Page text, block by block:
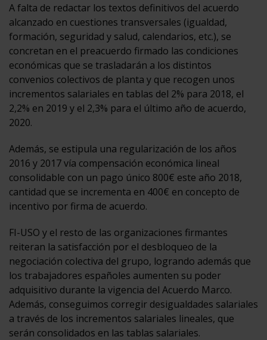
A falta de redactar los textos definitivos del acuerdo
alcanzado en cuestiones transversales (igualdad,
formación, seguridad y salud, calendarios, etc.), se
concretan en el preacuerdo firmado las condiciones
económicas que se trasladarán a los distintos
convenios colectivos de planta y que recogen unos
incrementos salariales en tablas del 2% para 2018, el
2,2% en 2019 y el 2,3% para el último año de acuerdo,
2020.
Además, se estipula una regularización de los años
2016 y 2017 vía compensación económica lineal
consolidable con un pago único 800€ este año 2018,
cantidad que se incrementa en 400€ en concepto de
incentivo por firma de acuerdo.
FI-USO y el resto de las organizaciones firmantes
reiteran la satisfacción por el desbloqueo de la
negociación colectiva del grupo, logrando además que
los trabajadores españoles aumenten su poder
adquisitivo durante la vigencia del Acuerdo Marco.
Además, conseguimos corregir desigualdades salariales
a través de los incrementos salariales lineales, que
serán consolidados en las tablas salariales.